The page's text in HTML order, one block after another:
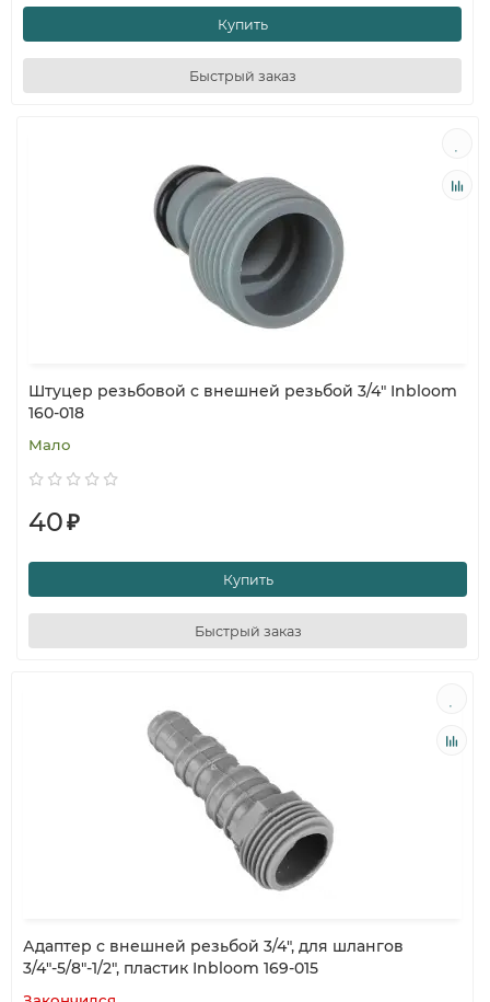
Купить
Быстрый заказ
Штуцер резьбовой с внешней резьбой 3/4" Inbloom
160-018
Мало
40₽
Купить
Быстрый заказ
Адаптер с внешней резьбой 3/4", для шлангов
3/4"-5/8"-1/2", пластик Inbloom 169-015